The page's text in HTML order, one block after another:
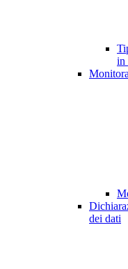
in
dei dati